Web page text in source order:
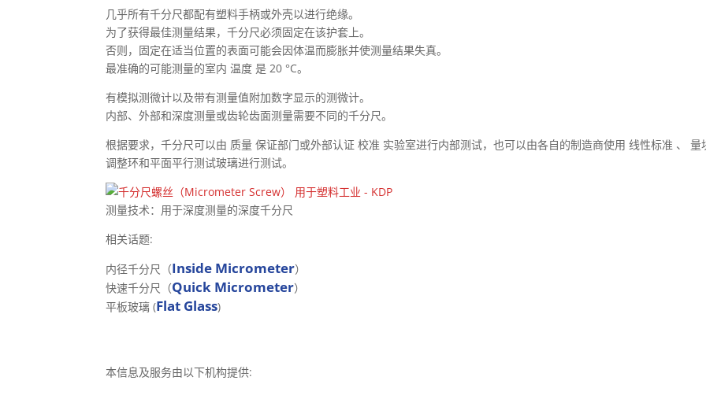
几乎所有千分尺都配有塑料手柄或外壳以进行绝缘。
为了获得最佳测量结果，千分尺必须固定在该护套上。
否则，固定在适当位置的表面可能会因体温而膨胀并使测量结果失真。
最准确的可能测量的室内 温度 是 20 °C。
有模拟测微计以及带有测量值附加数字显示的测微计。
内部、外部和深度测量或齿轮齿面测量需要不同的千分尺。
根据要求，千分尺可以由 质量 保证部门或外部认证 校准 实验室进行内部测试，也可以由各自的制造商使用 线性标准 、 量
调整环和平面平行测试玻璃进行测试。
测量技术：用于深度测量的深度千分尺
相关话题:
内径千分尺（Inside Micrometer）
快速千分尺（Quick Micrometer）
平板玻璃 (Flat Glass)
本信息及服务由以下机构提供: